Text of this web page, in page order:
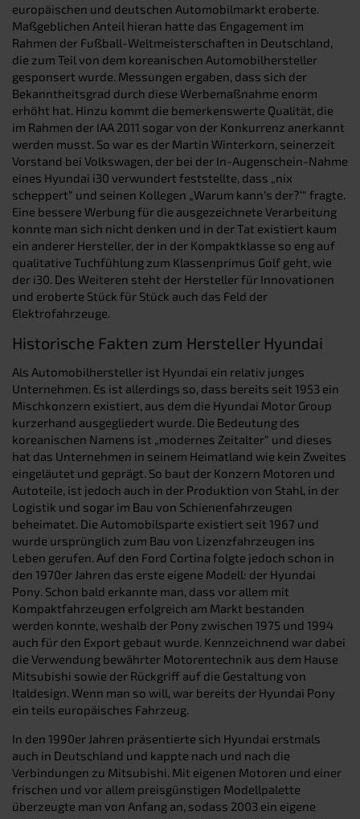
europäischen und deutschen Automobilmarkt eroberte.
Maßgeblichen Anteil hieran hatte das Engagement im
Rahmen der Fußball-Weltmeisterschaften in Deutschland,
die zum Teil von dem koreanischen Automobilhersteller
gesponsert wurde. Messungen ergaben, dass sich der
Bekanntheitsgrad durch diese Werbemaßnahme enorm
erhöht hat. Hinzu kommt die bemerkenswerte Qualität, die
im Rahmen der IAA 2011 sogar von der Konkurrenz anerkannt
werden musst. So war es der Martin Winterkorn, seinerzeit
Vorstand bei Volkswagen, der bei der In-Augenschein-Nahme
eines Hyundai i30 verwundert feststellte, dass „nix
scheppert“ und seinen Kollegen „Warum kann‘s der?‘“ fragte.
Eine bessere Werbung für die ausgezeichnete Verarbeitung
konnte man sich nicht denken und in der Tat existiert kaum
ein anderer Hersteller, der in der Kompaktklasse so eng auf
qualitative Tuchfühlung zum Klassenprimus Golf geht, wie
der i30. Des Weiteren steht der Hersteller für Innovationen
und eroberte Stück für Stück auch das Feld der
Elektrofahrzeuge.
Historische Fakten zum Hersteller Hyundai
Als Automobilhersteller ist Hyundai ein relativ junges
Unternehmen. Es ist allerdings so, dass bereits seit 1953 ein
Mischkonzern existiert, aus dem die Hyundai Motor Group
kurzerhand ausgegliedert wurde. Die Bedeutung des
koreanischen Namens ist „modernes Zeitalter“ und dieses
hat das Unternehmen in seinem Heimatland wie kein Zweites
eingeläutet und geprägt. So baut der Konzern Motoren und
Autoteile, ist jedoch auch in der Produktion von Stahl, in der
Logistik und sogar im Bau von Schienenfahrzeugen
beheimatet. Die Automobilsparte existiert seit 1967 und
wurde ursprünglich zum Bau von Lizenzfahrzeugen ins
Leben gerufen. Auf den Ford Cortina folgte jedoch schon in
den 1970er Jahren das erste eigene Modell: der Hyundai
Pony. Schon bald erkannte man, dass vor allem mit
Kompaktfahrzeugen erfolgreich am Markt bestanden
werden konnte, weshalb der Pony zwischen 1975 und 1994
auch für den Export gebaut wurde. Kennzeichnend war dabei
die Verwendung bewährter Motorentechnik aus dem Hause
Mitsubishi sowie der Rückgriff auf die Gestaltung von
Italdesign. Wenn man so will, war bereits der Hyundai Pony
ein teils europäisches Fahrzeug.
In den 1990er Jahren präsentierte sich Hyundai erstmals
auch in Deutschland und kappte nach und nach die
Verbindungen zu Mitsubishi. Mit eigenen Motoren und einer
frischen und vor allem preisgünstigen Modellpalette
überzeugte man von Anfang an, sodass 2003 ein eigene